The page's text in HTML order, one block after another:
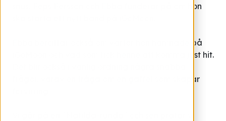
snus, Peps Persson och Ebba funderar på om hon
Ebba berättar också om varför hon hamnade på
iGoMoon och vad som fick henne att komma just hit.
frågor, varav en fråga om en gaffel som skapar